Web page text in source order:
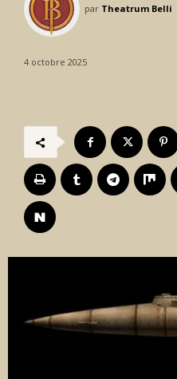
par Theatrum Belli
4 octobre 2025